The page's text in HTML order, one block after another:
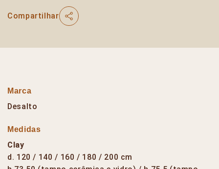
Compartilhar
Marca
Desalto
Medidas
Clay
d. 120 / 140 / 160 / 180 / 200 cm